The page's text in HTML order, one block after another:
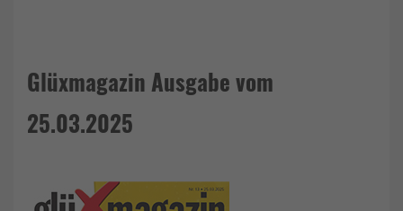
Glüxmagazin Ausgabe vom
25.03.2025